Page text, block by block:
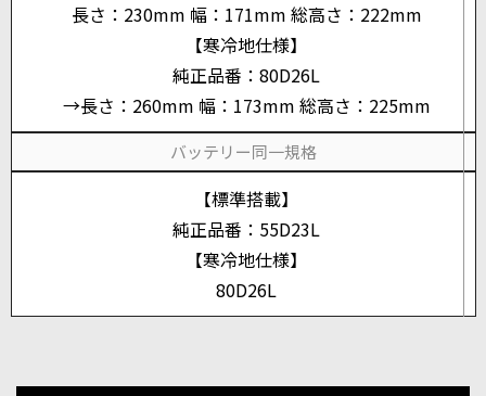
長さ：230mm 幅：171mm 総高さ：222mm
【寒冷地仕様】
純正品番：80D26L
→長さ：260mm 幅：173mm 総高さ：225mm
バッテリー同一規格
【標準搭載】
純正品番：55D23L
【寒冷地仕様】
80D26L